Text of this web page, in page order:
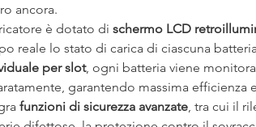
ancora.
è dotato di schermo LCD
reale lo stato di carica di ciascuna
per slot, ogni batteria viene
garantendo massima efficienza
funzioni di sicurezza avanzate , tra cui il